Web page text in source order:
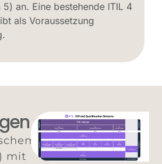
ITIL 4 Trainings bleiben bis
uns buchbar.
mit